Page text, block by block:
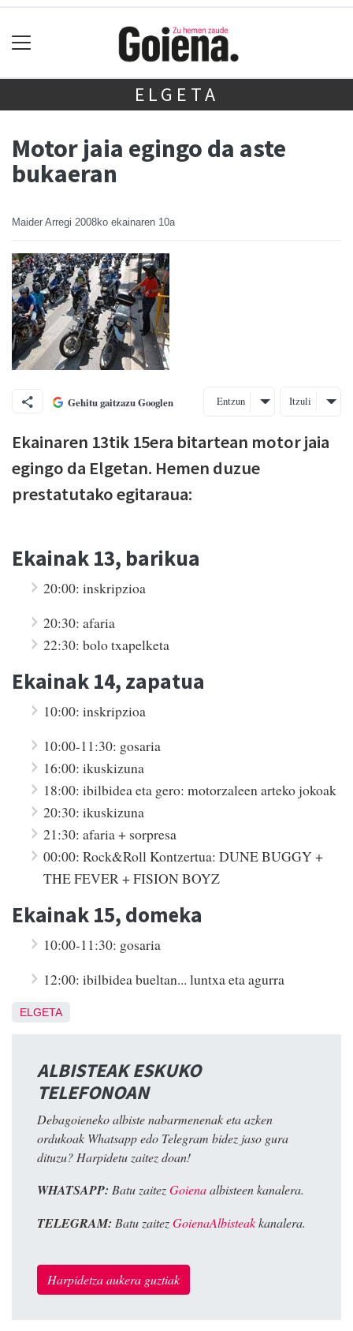
ELGETA
Motor jaia egingo da aste
bukaeran
Maider Arregi 2008ko ekainaren 10a
Gehitu gaitzazu Googlen Entzun Itzuli
Ekainaren 13tik 15era bitartean motor jaia
egingo da Elgetan. Hemen duzue
prestatutako egitaraua:
Ekainak 13, barikua
20:00: inskripzioa
20:30: afaria
22:30: bolo txapelketa
Ekainak 14, zapatua
10:00: inskripzioa
10:00-11:30: gosaria
16:00: ikuskizuna
18:00: ibilbidea eta gero: motorzaleen arteko jokoak
20:30: ikuskizuna
21:30: afaria + sorpresa
00:00: Rock&Roll Kontzertua: DUNE BUGGY +
THE FEVER + FISION BOYZ
Ekainak 15, domeka
10:00-11:30: gosaria
12:00: ibilbidea bueltan... luntxa eta agurra
ELGETA
ALBISTEAK ESKUKO
TELEFONOAN
Debagoieneko albiste nabarmenenak eta azken
ordukoak Whatsapp edo Telegram bidez jaso gura
dituzu? Harpidetu zaitez doan!
WHATSAPP: Batu zaitezGoienaalbisteen kanalera.
TELEGRAM: Batu zaitezGoienaAlbisteakkanalera.
Harpidetza aukera guztiak